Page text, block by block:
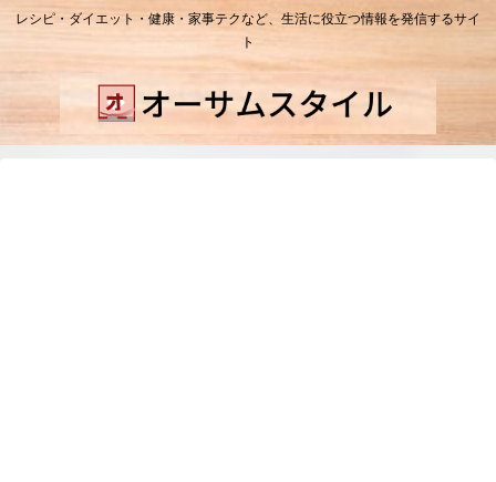
レシピ・ダイエット・健康・家事テクなど、生活に役立つ情報を発信するサイ
ト